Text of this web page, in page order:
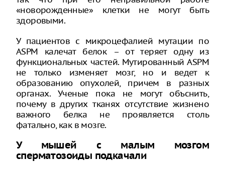
«новорожденные» клетки не могут быть
здоровыми.
У пациентов с микроцефалией мутации по
ASPM калечат белок – от теряет одну из
функциональных частей. Мутированный ASPM
не только изменяет мозг, но и ведет к
образованию опухолей, причем в разных
органах. Ученые пока не могут объснить,
почему в других тканях отсутствие жизнено
важного белка не проявляется столь
фатально, как в мозге.
У мышей с малым мозгом
сперматозоиды подкачали